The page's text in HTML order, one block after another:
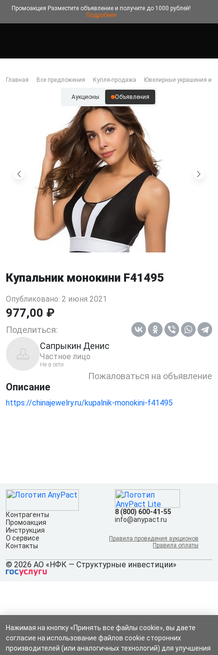
Промоакция Разместите объявление и получите до 1000 рублей!
Подробнее
Главная Все предложения Купля-продажа Ювелирные украшения и
Аукционы Объявления
Купальник монокини F41495
Опубликовано: 2 июня 2021
977,00 ₽
Поделиться:
Сапрыкин Денис
Частное лицо
Не в сети
Пожаловаться на объявление
Описание
https://chinajewelry.ru/kupalnik-monokini-f41495
Контрагенты
Промоакция
Инструкция
О сервисе
Контакты
8 (800) 600-41-55
info@anypact.ru
Правила проведения аукционов
Правила оплаты
© 2026 АО «НФК — Структурные инвестиции»
Нажимая на кнопку «Принять все файлы cookie», вы даете
согласие на использование файлов cookie сторонних
производителей (или аналогичных технологий) для улучшения